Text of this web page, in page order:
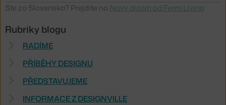
Ste zo Slovenska? Prejdite na Nový dizajn od Ferm Living
Rubriky blogu
RADÍME
PŘÍBĚHY DESIGNU
PŘEDSTAVUJEME
INFORMACE Z DESIGNVILLE